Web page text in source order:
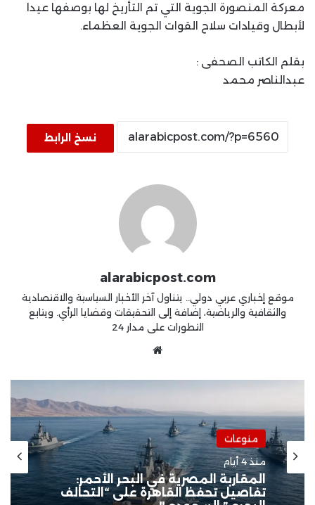
معركة المنصورة الجوية التي تم التأريخ لها بوصفها عيدا
لأبطال وقيادات سلاح القوات الجوية العظماء.
بقلم الكاتب الصحفى :
عبدالناصر محمد
نسخ الرابط
alarabicpost.com
موقع إخباري عربي دولي.. يتناول آخر الأخبار السياسية والاقتصادية
والثقافية والرياضية، إضافة إلى التحقيقات وقضايا الرأي. ويتابع
التطورات على مدار 24
منوعات
منذ 6 أيام
سوهاج الجامعي ينجح في إجراء أول
عمليات «POEM» لعلاج الأكاليزيا..
ومصر الخير تدعم توطين أحدث تقنيات